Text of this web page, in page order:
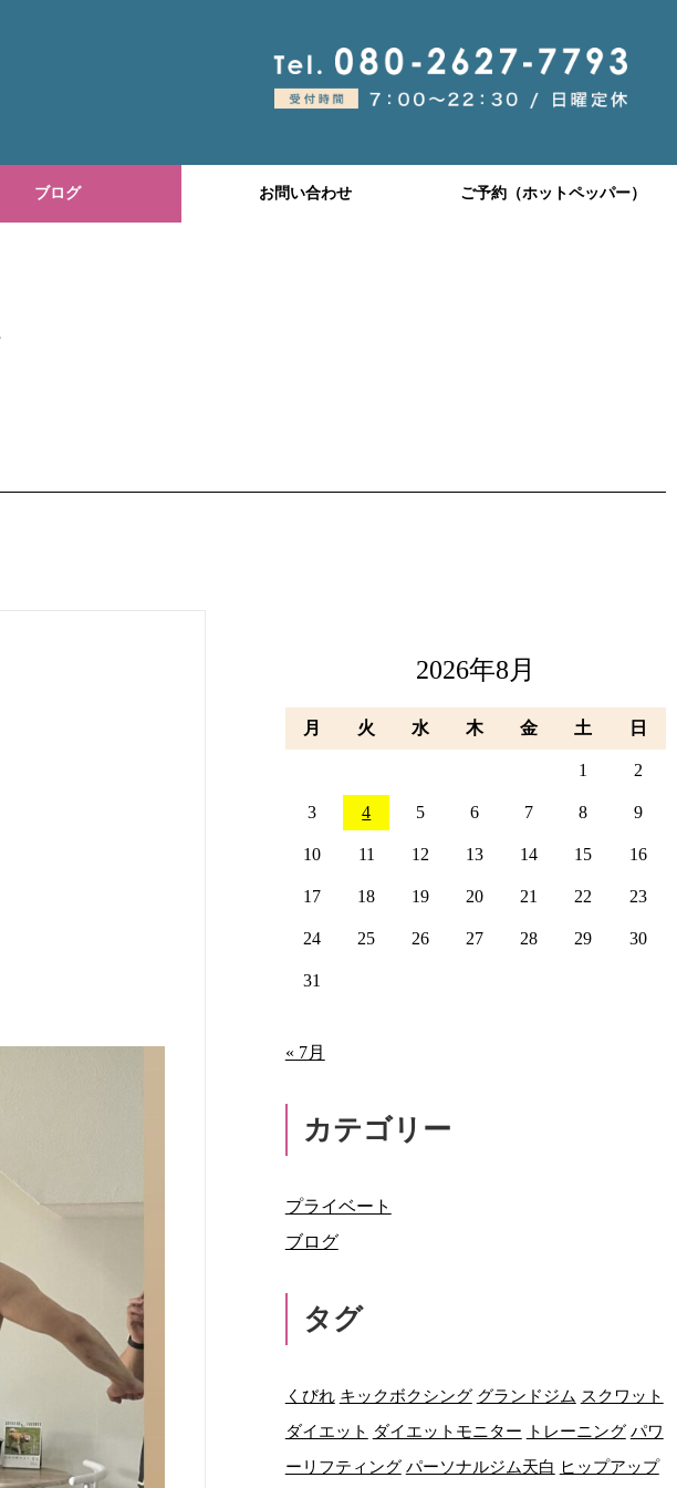
ブログ お問い合わせ ご予約（ホットペッパー）
2026年8月
月 火 水 木 金 土 日
1 2
3 4 5 6 7 8 9
10 11 12 13 14 15 16
17 18 19 20 21 22 23
24 25 26 27 28 29 30
31
« 7月
カテゴリー
プライベート
ブログ
タグ
くびれ キックボクシング グランドジム スクワット
ダイエット ダイエットモニター トレーニング パワ
ーリフティング パーソナルジム天白 ヒップアップ